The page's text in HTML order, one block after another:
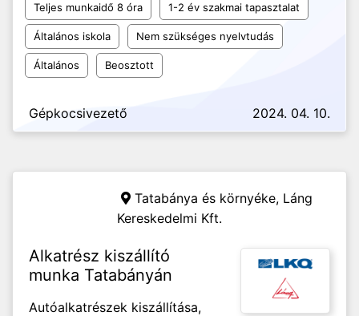
Teljes munkaidő 8 óra 1-2 év szakmai tapasztalat
Általános iskola Nem szükséges nyelvtudás
Általános Beosztott
Gépkocsivezető 2024. 04. 10.
Tatabánya és környéke, Láng
Kereskedelmi Kft.
Alkatrész kiszállító
munka Tatabányán
Autóalkatrészek kiszállítása,